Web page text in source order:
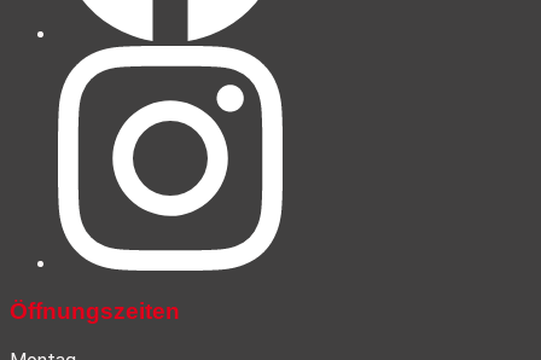
Öffnungszeiten